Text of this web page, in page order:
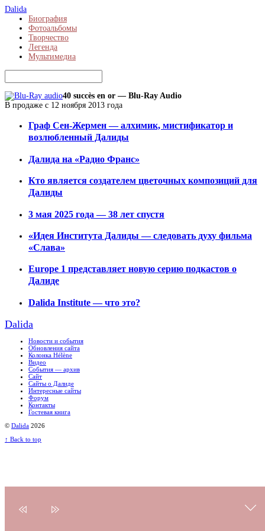
Dalida
Биография
Фотоальбомы
Творчество
Легенда
Мультимедиа
40 succès en or — Blu-Ray Audio
В продаже с 12 ноября 2013 года
Граф Сен-Жермен — алхимик, мистификатор и
возлюбленный Далиды
Далида на «Радио Франс»
Кто является создателем цветочных композиций для
Далиды
3 мая 2025 года — 38 лет спустя
«Идея Института Далиды — следовать духу фильма
«Слава»
Europe 1 представляет новую серию подкастов о
Далиде
Dalida Institute — что это?
Dalida
Новости и события
Обновления сайта
Колонка Hélène
Видео
События — архив
Сайт
Сайты о Далиде
Интересные сайты
Форум
Контакты
Гостевая книга
© Dalida 2026
↑ Back to top